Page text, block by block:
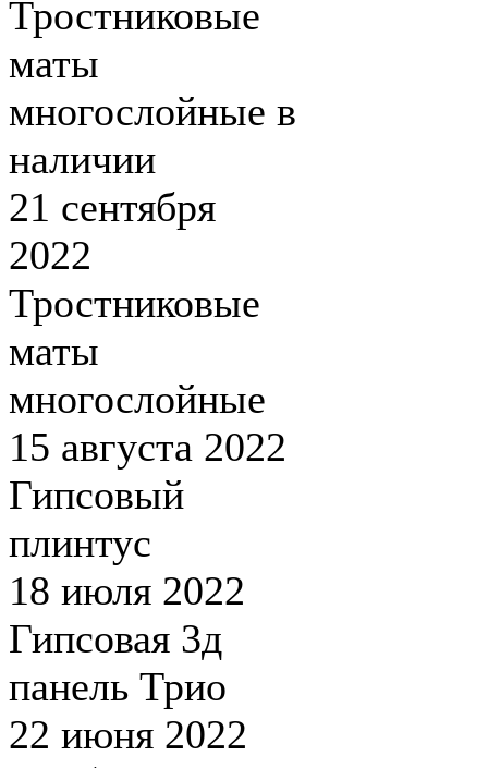
Тростниковые
маты
многослойные в
наличии
21 сентября
2022
Тростниковые
маты
многослойные
15 августа 2022
Гипсовый
плинтус
18 июля 2022
Гипсовая 3д
панель Трио
22 июня 2022